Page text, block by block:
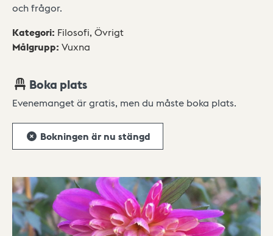
och frågor.
Kategori: Filosofi, Övrigt
Målgrupp: Vuxna
Boka plats
Evenemanget är gratis, men du måste boka plats.
Bokningen är nu stängd